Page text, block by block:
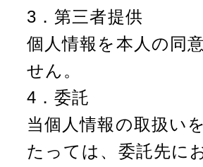
3．第三者提供
個人情報を本人の同
せん。
4．委託
当個人情報の取扱い
たっては、委託先に